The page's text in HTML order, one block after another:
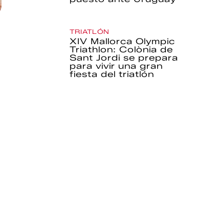
TRIATLÓN
XIV Mallorca Olympic
Triathlon: Colònia de
Sant Jordi se prepara
para vivir una gran
fiesta del triatlón